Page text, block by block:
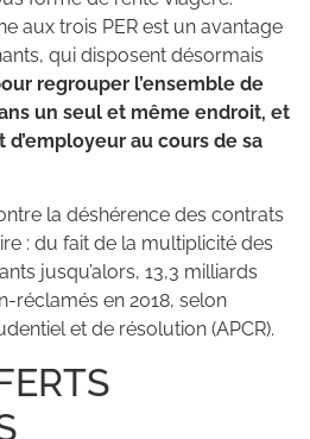
aux trois PER est un avantage
qui disposent désormais
regrouper l’ensemble de
un seul et même endroit, et
d’employeur au cours de sa
la déshérence des contrats
: du fait de la multiplicité des
jusqu’alors, 13,3 milliards
réclamés en 2018, selon
et de résolution (APCR).